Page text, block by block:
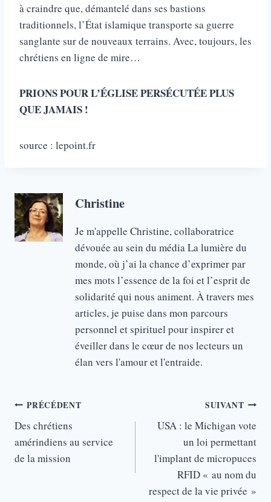
à craindre que, démantelé dans ses bastions
traditionnels, l’État islamique transporte sa guerre
sanglante sur de nouveaux terrains. Avec, toujours, les
chrétiens en ligne de mire…
PRIONS POUR L’ÉGLISE PERSÉCUTÉE PLUS
QUE JAMAIS !
source : lepoint.fr
Christine
Je m'appelle Christine, collaboratrice
dévouée au sein du média La lumière du
monde, où j’ai la chance d’exprimer par
mes mots l’essence de la foi et l’esprit de
solidarité qui nous animent. À travers mes
articles, je puise dans mon parcours
personnel et spirituel pour inspirer et
éveiller dans le cœur de nos lecteurs un
élan vers l'amour et l'entraide.
Navigation
de
l’article
PRÉCÉDENT
Des chrétiens
amérindiens au service
de la mission
SUIVANT
USA : le Michigan vote
un loi permettant
l'implant de micropuces
RFID « au nom du
respect de la vie privée »